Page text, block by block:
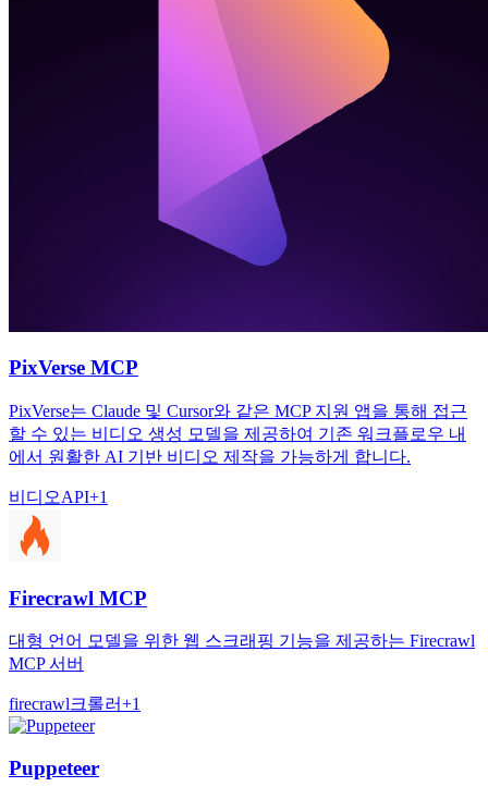
PixVerse MCP
PixVerse는 Claude 및 Cursor와 같은 MCP 지원 앱을 통해 접근
할 수 있는 비디오 생성 모델을 제공하여 기존 워크플로우 내
에서 원활한 AI 기반 비디오 제작을 가능하게 합니다.
비디오API+1
Firecrawl MCP
대형 언어 모델을 위한 웹 스크래핑 기능을 제공하는 Firecrawl
MCP 서버
firecrawl크롤러+1
Puppeteer